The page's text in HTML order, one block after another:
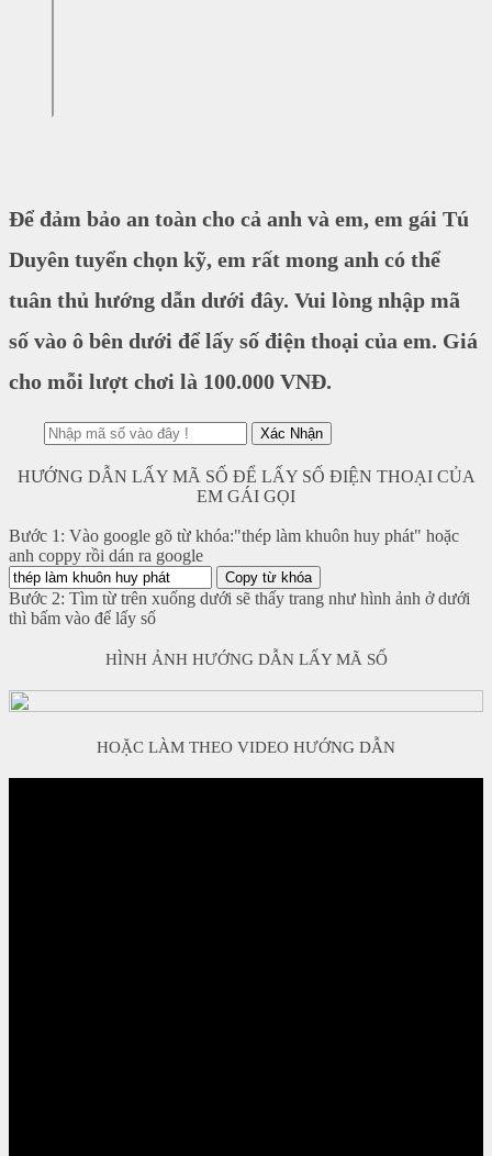
Để đảm bảo an toàn cho cả anh và em, em gái Tú
Duyên tuyển chọn kỹ, em rất mong anh có thể
tuân thủ hướng dẫn dưới đây. Vui lòng nhập mã
số vào ô bên dưới để lấy số điện thoại của em. Giá
cho mỗi lượt chơi là 100.000 VNĐ.
HƯỚNG DẪN LẤY MÃ SỐ ĐỂ LẤY SỐ ĐIỆN THOẠI CỦA
EM GÁI GỌI
Bước 1: Vào google gõ từ khóa:"thép làm khuôn huy phát" hoặc
anh coppy rồi dán ra google
Copy từ khóa
Bước 2: Tìm từ trên xuống dưới sẽ thấy trang như hình ảnh ở dưới
thì bấm vào để lấy số
HÌNH ẢNH HƯỚNG DẪN LẤY MÃ SỐ
HOẶC LÀM THEO VIDEO HƯỚNG DẪN